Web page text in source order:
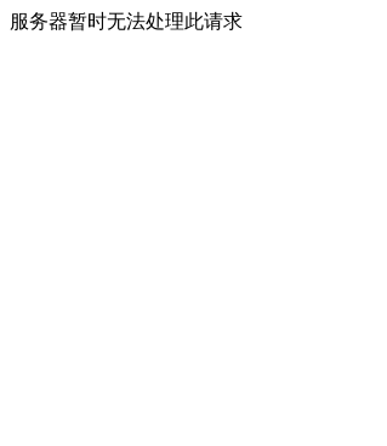
服务器暂时无法处理此请求